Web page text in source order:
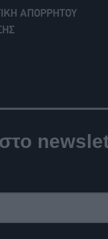
ΑΠΟΡΡΗΤΟΥ
στο